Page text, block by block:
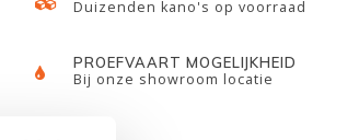
Duizenden kano's op voorraad
PROEFVAART MOGELIJKHEID
Bij onze showroom locatie